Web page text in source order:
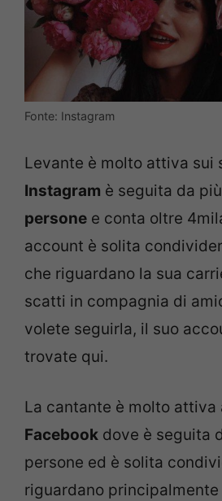
Fonte: Instagram
Levante è molto attiva sui
Instagram è seguita da
persone e conta oltre
account è solita
che riguardano la sua
scatti in compagnia di
volete seguirla, il suo
trovate qui.
La cantante è molto attiva
Facebook dove è seguita
persone ed è solita
riguardano principalmente